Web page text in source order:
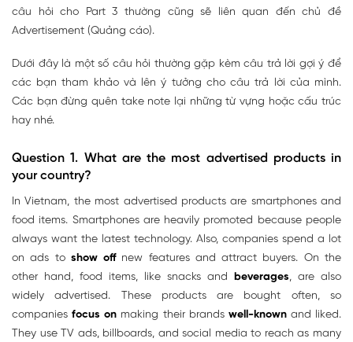
câu hỏi cho Part 3 thường cũng sẽ liên quan đến chủ đề
Advertisement (Quảng cáo).
Dưới đây là một số câu hỏi thường gặp kèm câu trả lời gợi ý để
các bạn tham khảo và lên ý tưởng cho câu trả lời của mình.
Các bạn đừng quên take note lại những từ vựng hoặc cấu trúc
hay nhé.
Question 1. What are the most advertised products in
your country?
In Vietnam, the most advertised products are smartphones and
food items. Smartphones are heavily promoted because people
always want the latest technology. Also, companies spend a lot
on ads to show offnew features and attract buyers. On the
other hand, food items, like snacks and beverages, are also
widely advertised. These products are bought often, so
companiesfocus on making their brands well-knownand liked.
They use TV ads, billboards, and social media to reach as many